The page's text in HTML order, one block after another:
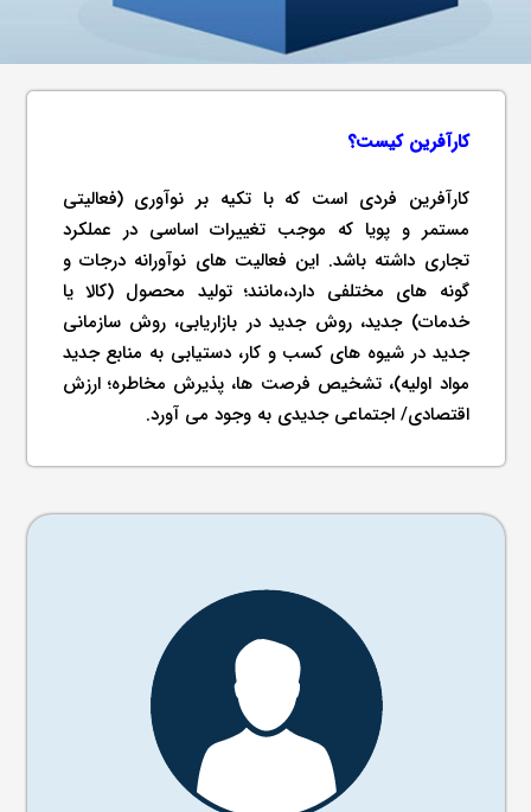
کارآفرین کیست؟
کارآفرین فردی است که با تکیه بر نوآوری (فعالیتی
مستمر و پویا که موجب تغییرات اساسی در عملکرد
تجاری داشته باشد. این فعالیت های نوآورانه درجات و
گونه های مختلفی دارد،مانند؛ تولید محصول (کالا یا
خدمات) جدید، روش جدید در بازاریابی، روش سازمانی
جدید در شیوه های کسب و کار، دستیابی به منابع جدید
مواد اولیه)، تشخیص فرصت ها، پذیرش مخاطره؛ ارزش
اقتصادی/ اجتماعی جدیدی به وجود می آورد.
آقای ........
موسس شرکت ......